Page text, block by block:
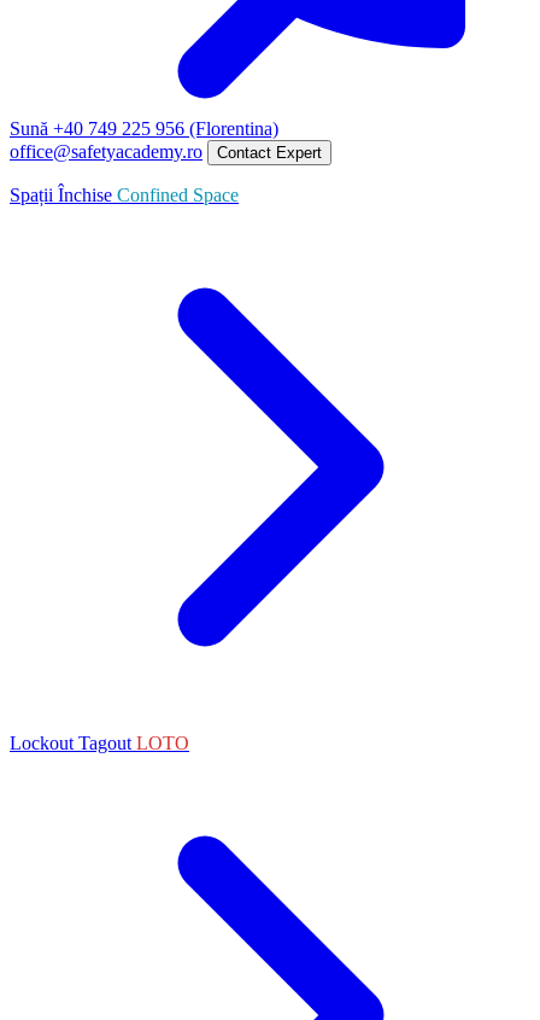
Sună +40 749 225 956 (Florentina)
office@safetyacademy.ro
Contact Expert
Spații Închise Confined Space
Lockout Tagout LOTO